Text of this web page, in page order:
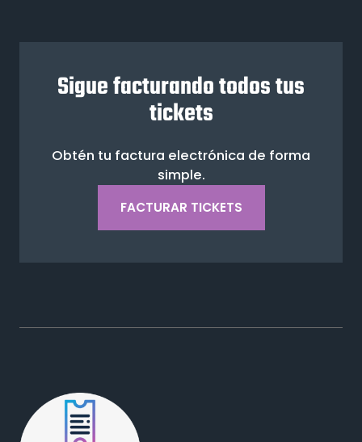
Sigue facturando todos tus
tickets
Obtén tu factura electrónica de forma
simple.
FACTURAR TICKETS